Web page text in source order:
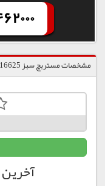
مشخصات مستربچ سبز 16625